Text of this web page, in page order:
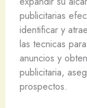
publicitarias
identificar y
las tecnicas
anuncios y
publicitaria,
prospectos.